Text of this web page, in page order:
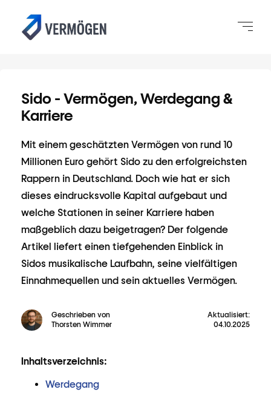
Sido - Vermögen, Werdegang &
Karriere
Mit einem geschätzten Vermögen von rund 10
Millionen Euro gehört Sido zu den erfolgreichsten
Rappern in Deutschland. Doch wie hat er sich
dieses eindrucksvolle Kapital aufgebaut und
welche Stationen in seiner Karriere haben
maßgeblich dazu beigetragen? Der folgende
Artikel liefert einen tiefgehenden Einblick in
Sidos musikalische Laufbahn, seine vielfältigen
Einnahmequellen und sein aktuelles Vermögen.
Geschrieben von
Thorsten Wimmer
Aktualisiert:
04.10.2025
Inhaltsverzeichnis:
Werdegang